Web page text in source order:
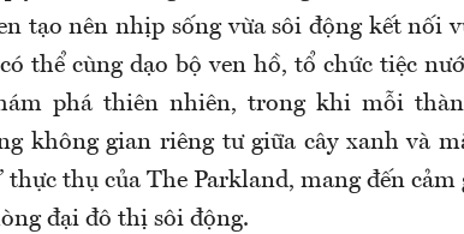
tạo nên nhịp sống vừa sôi động kết nối
thể cùng dạo bộ ven hồ, tổ chức tiệc
phá thiên nhiên, trong khi mỗi
không gian riêng tư giữa cây xanh và
thực thụ của The Parkland, mang đến
đại đô thị sôi động.